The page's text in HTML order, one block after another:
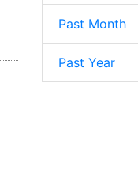
Past Month
Past Year